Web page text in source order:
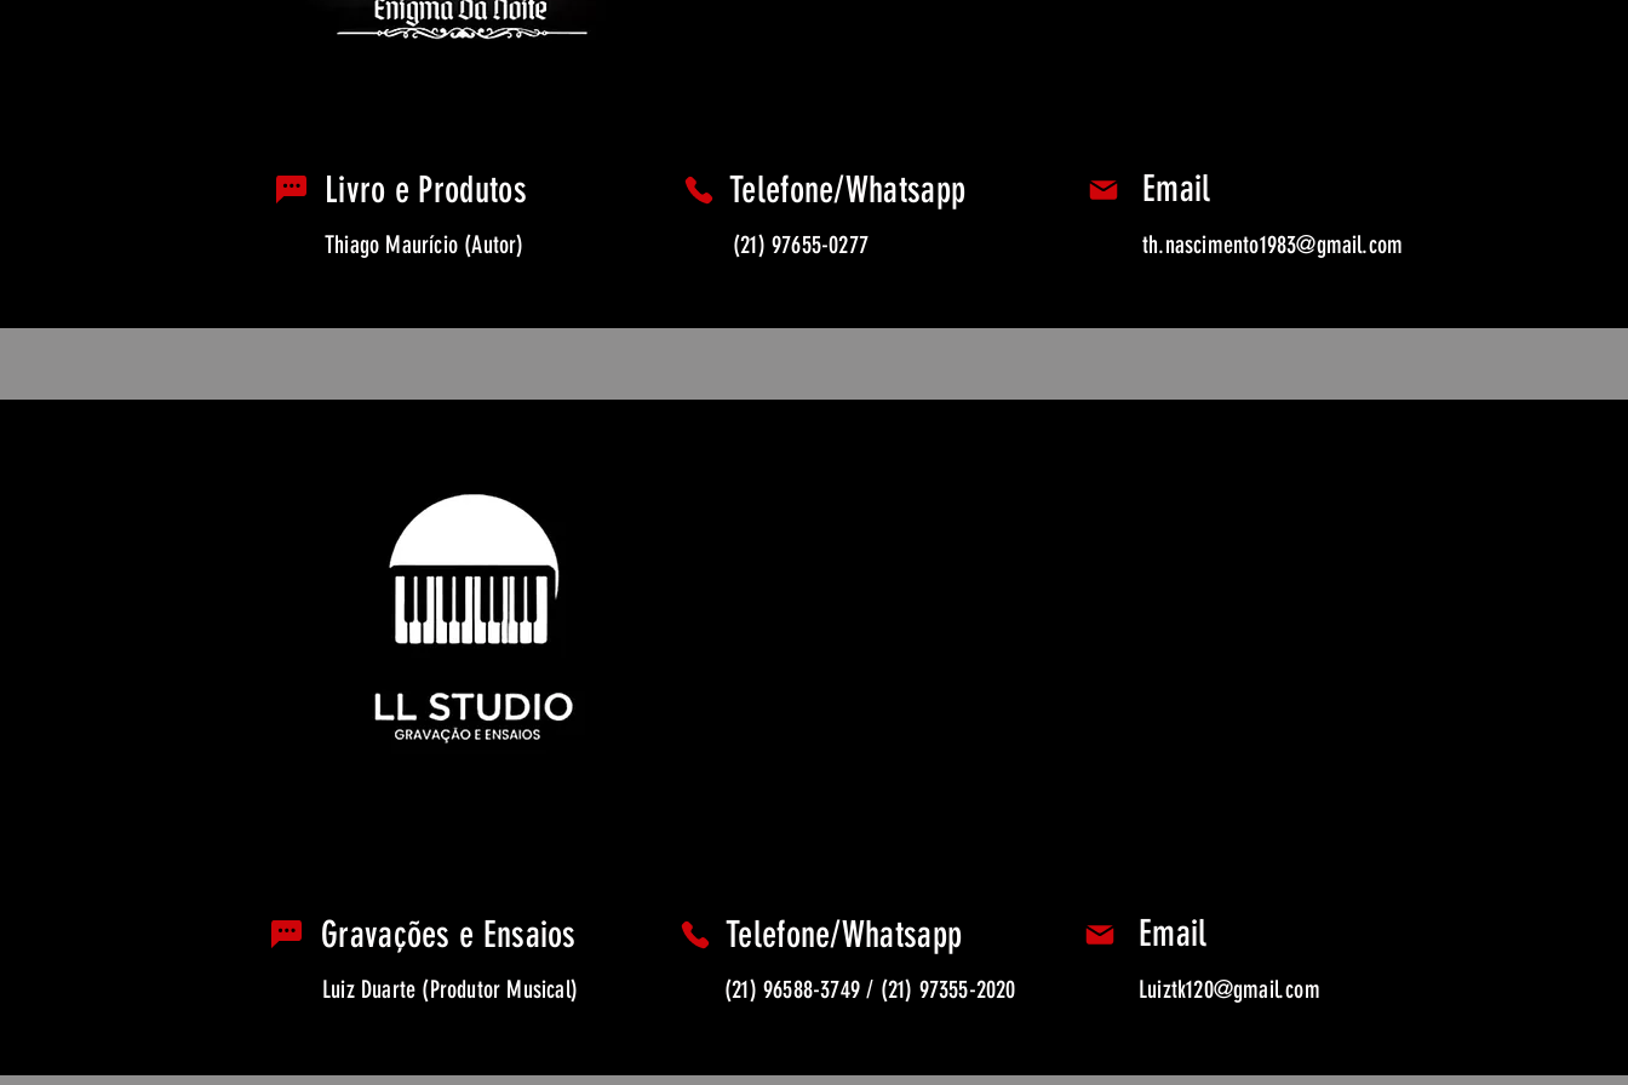
Livro e Produtos
Thiago Maurício (Autor)
Telefone/Whatsapp
(21) 97655-0277
Email
th.nascimento1983@gmail.com
Gravações e Ensaios
Luiz Duarte (Produtor Musical)
Telefone/Whatsapp
(21) 96588-3749 / (21) 97355-2020
Email
Luiztk120@gmail.com